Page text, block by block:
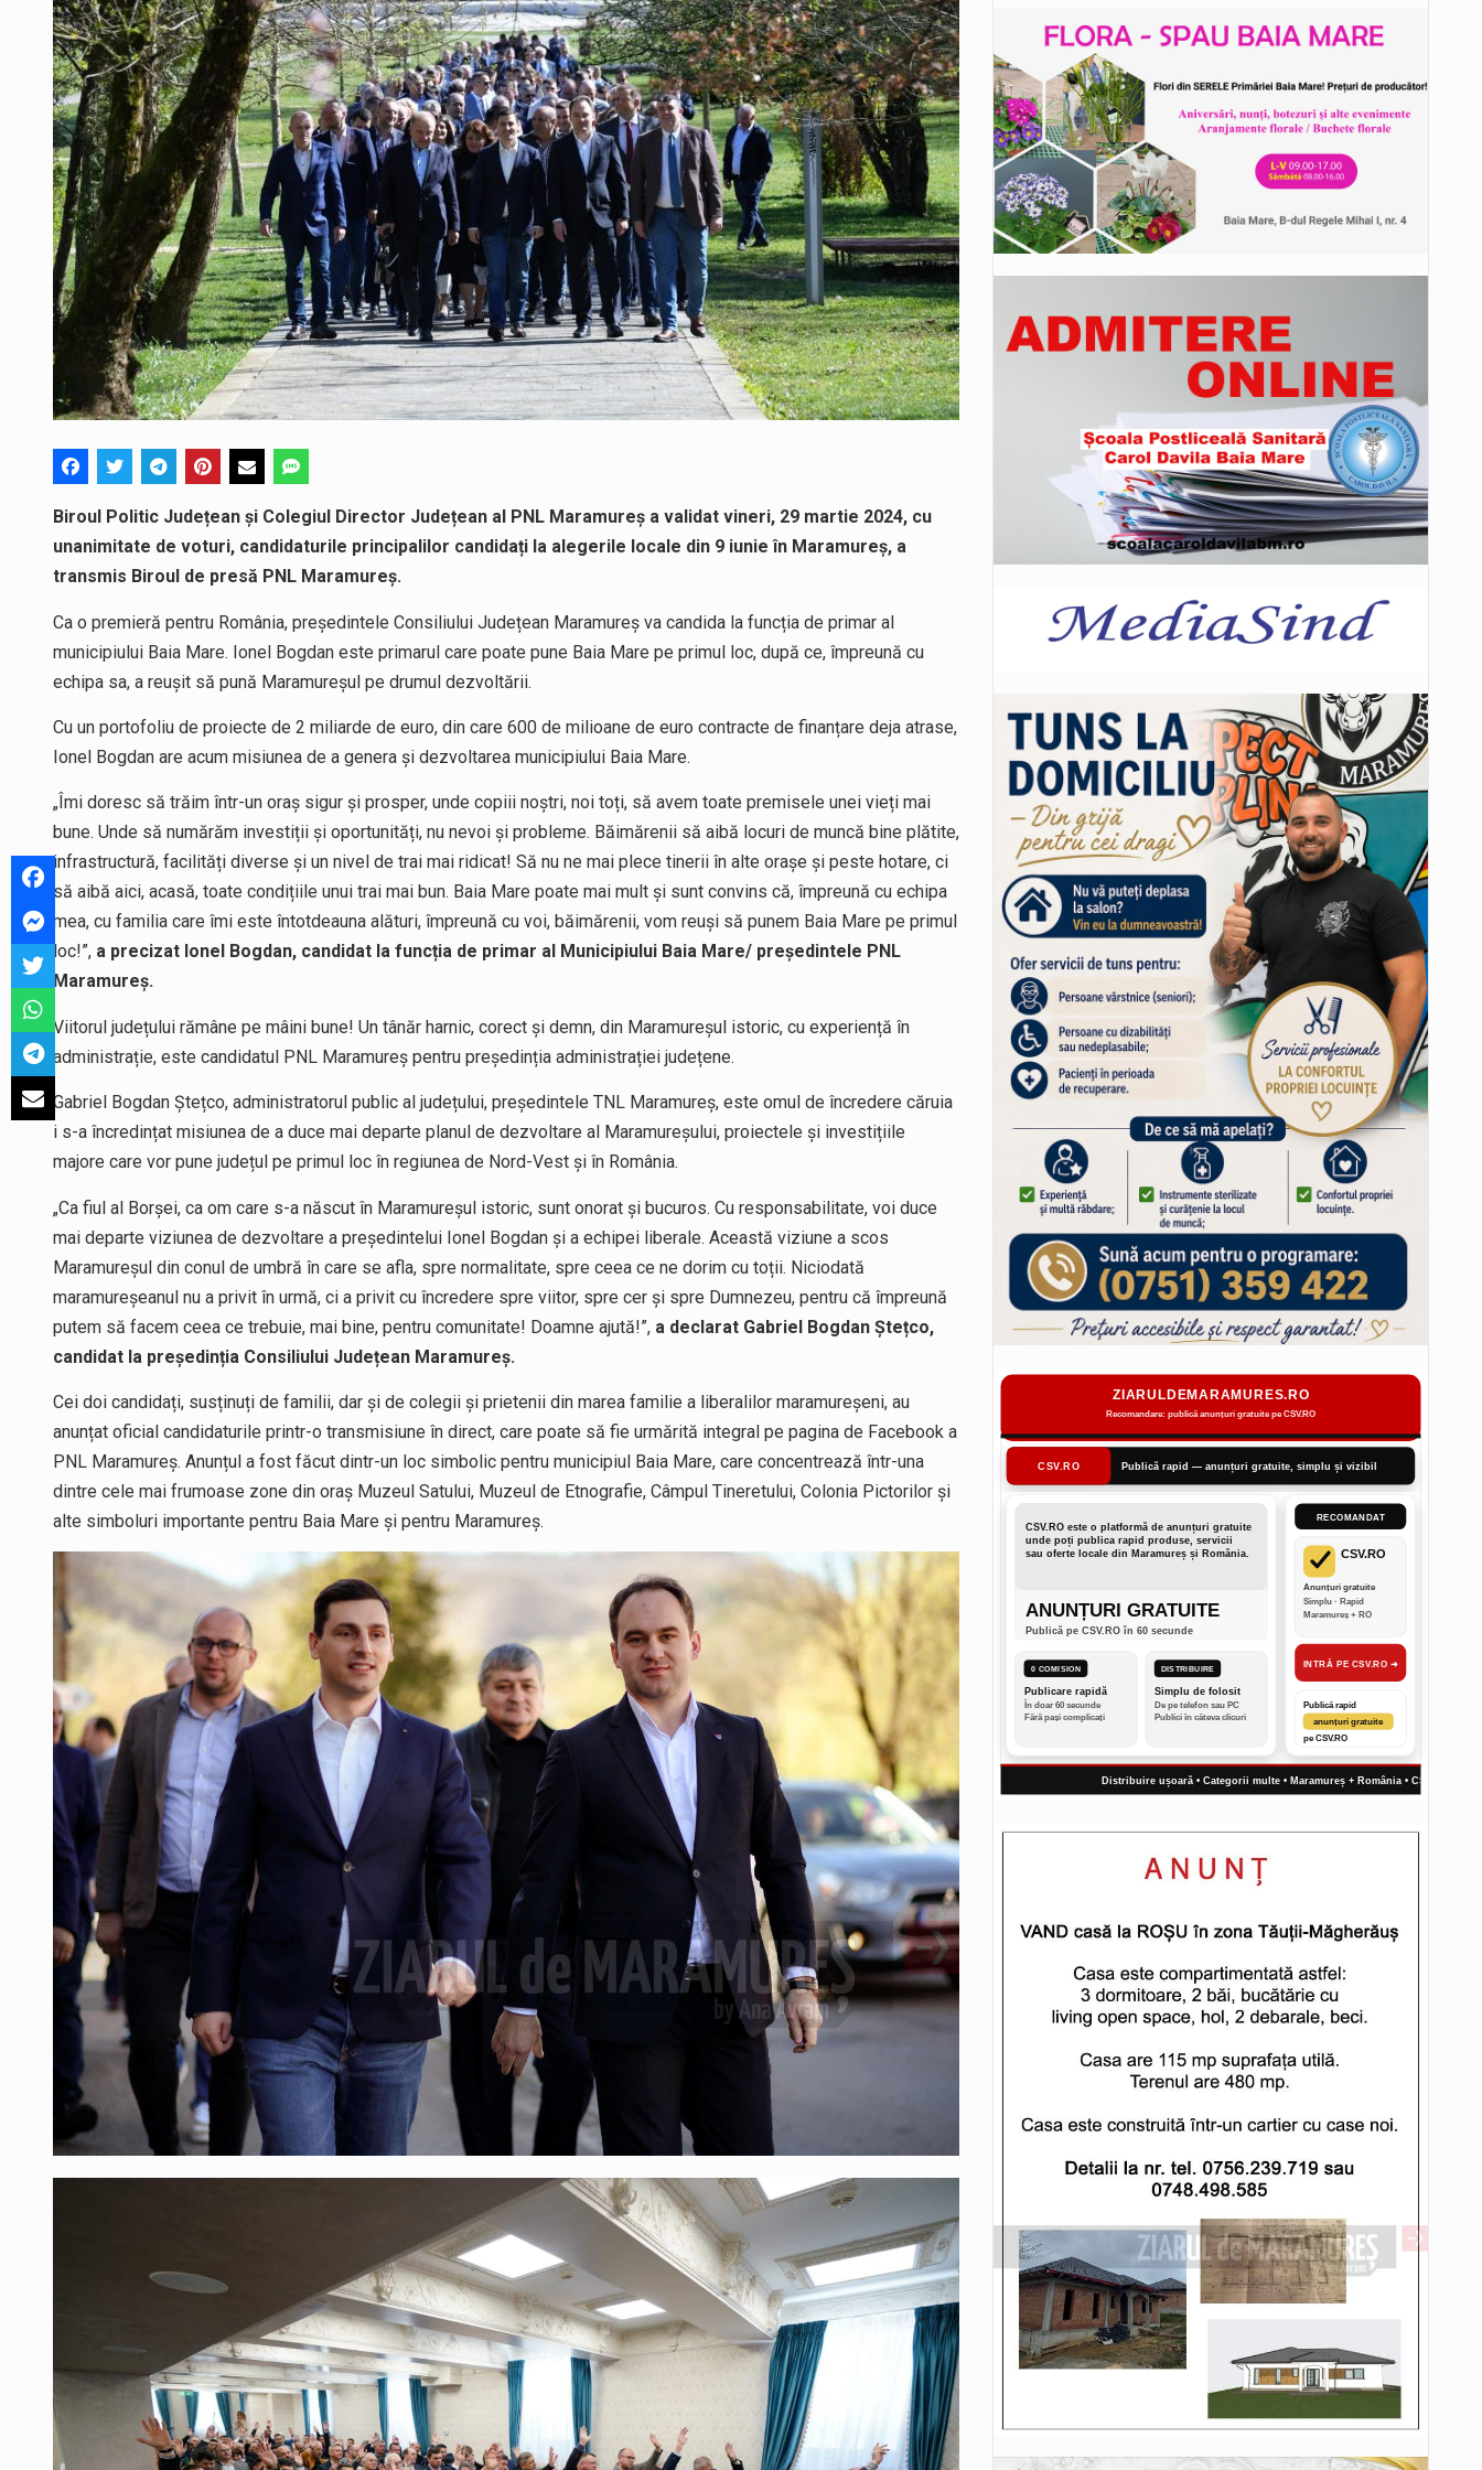
Biroul Politic Județean și Colegiul Director Județean al PNL Maramureș a validat vineri, 29 martie 2024, cu
unanimitate de voturi, candidaturile principalilor candidați la alegerile locale din 9 iunie în Maramureș, a
transmis Biroul de presă PNL Maramureș.
Ca o premieră pentru România, președintele Consiliului Județean Maramureș va candida la funcția de primar al
municipiului Baia Mare. Ionel Bogdan este primarul care poate pune Baia Mare pe primul loc, după ce, împreună cu
echipa sa, a reușit să pună Maramureșul pe drumul dezvoltării.
Cu un portofoliu de proiecte de 2 miliarde de euro, din care 600 de milioane de euro contracte de finanțare deja atrase,
Ionel Bogdan are acum misiunea de a genera și dezvoltarea municipiului Baia Mare.
„Îmi doresc să trăim într-un oraș sigur și prosper, unde copiii noștri, noi toți, să avem toate premisele unei vieți mai
bune. Unde să numărăm investiții și oportunități, nu nevoi și probleme. Băimărenii să aibă locuri de muncă bine plătite,
infrastructură, facilități diverse și un nivel de trai mai ridicat! Să nu ne mai plece tinerii în alte orașe și peste hotare, ci
să aibă aici, acasă, toate condițiile unui trai mai bun. Baia Mare poate mai mult și sunt convins că, împreună cu echipa
mea, cu familia care îmi este întotdeauna alături, împreună cu voi, băimărenii, vom reuși să punem Baia Mare pe primul
loc!”, a precizat Ionel Bogdan, candidat la funcția de primar al Municipiului Baia Mare/ președintele PNL
Maramureș.
Viitorul județului rămâne pe mâini bune! Un tânăr harnic, corect și demn, din Maramureșul istoric, cu experiență în
administrație, este candidatul PNL Maramureș pentru președinția administrației județene.
Gabriel Bogdan Ștețco, administratorul public al județului, președintele TNL Maramureș, este omul de încredere căruia
i s-a încredințat misiunea de a duce mai departe planul de dezvoltare al Maramureșului, proiectele și investițiile
majore care vor pune județul pe primul loc în regiunea de Nord-Vest și în România.
„Ca fiul al Borșei, ca om care s-a născut în Maramureșul istoric, sunt onorat și bucuros. Cu responsabilitate, voi duce
mai departe viziunea de dezvoltare a președintelui Ionel Bogdan și a echipei liberale. Această viziune a scos
Maramureșul din conul de umbră în care se afla, spre normalitate, spre ceea ce ne dorim cu toții. Niciodată
maramureșeanul nu a privit în urmă, ci a privit cu încredere spre viitor, spre cer și spre Dumnezeu, pentru că împreună
putem să facem ceea ce trebuie, mai bine, pentru comunitate! Doamne ajută!”, a declarat Gabriel Bogdan Ștețco,
candidat la președinția Consiliului Județean Maramureș.
Cei doi candidați, susținuți de familii, dar și de colegii și prietenii din marea familie a liberalilor maramureșeni, au
anunțat oficial candidaturile printr-o transmisiune în direct, care poate să fie urmărită integral pe pagina de Facebook a
PNL Maramureș. Anunțul a fost făcut dintr-un loc simbolic pentru municipiul Baia Mare, care concentrează într-una
dintre cele mai frumoase zone din oraș Muzeul Satului, Muzeul de Etnografie, Câmpul Tineretului, Colonia Pictorilor și
alte simboluri importante pentru Baia Mare și pentru Maramureș.